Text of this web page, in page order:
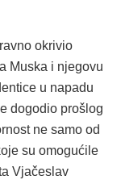
okrivio
Muska i njegovu
u napadu
dogodio prošlog
ne samo od
su omogućile
Vjačeslav